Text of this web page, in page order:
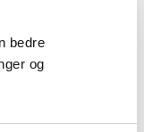
bedre
og